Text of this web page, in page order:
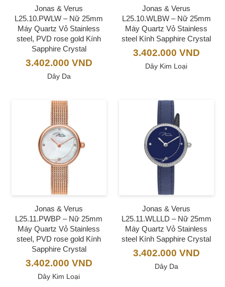
Jonas & Verus
L25.10.PWLW – Nữ 25mm
Máy Quartz Vỏ Stainless
steel, PVD rose gold Kính
Sapphire Crystal
3.402.000 VND
Dây Da
Jonas & Verus
L25.10.WLBW – Nữ 25mm
Máy Quartz Vỏ Stainless
steel Kính Sapphire Crystal
3.402.000 VND
Dây Kim Loại
Jonas & Verus
L25.11.PWBP – Nữ 25mm
Máy Quartz Vỏ Stainless
steel, PVD rose gold Kính
Sapphire Crystal
3.402.000 VND
Dây Kim Loại
Jonas & Verus
L25.11.WLLLD – Nữ 25mm
Máy Quartz Vỏ Stainless
steel Kính Sapphire Crystal
3.402.000 VND
Dây Da